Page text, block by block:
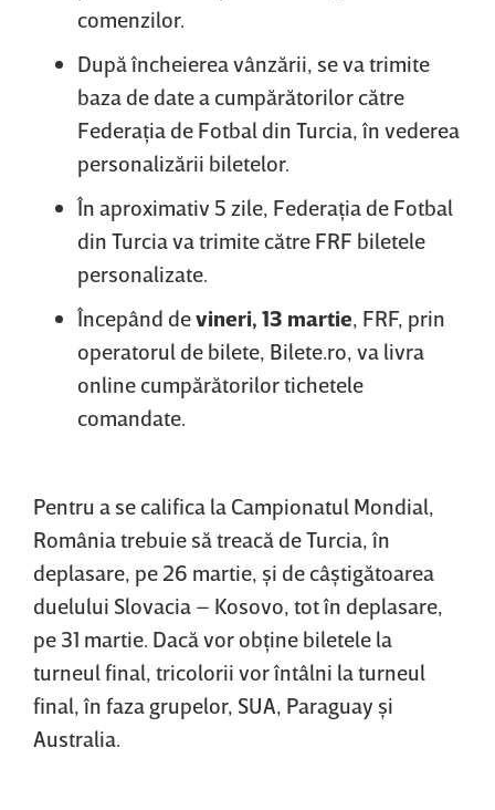
comenzilor.
După încheierea vânzării, se va trimite
baza de date a cumpărătorilor către
Federaţia de Fotbal din Turcia, în vederea
personalizării biletelor.
În aproximativ 5 zile, Federaţia de Fotbal
din Turcia va trimite către FRF biletele
personalizate.
Începând devineri, 13 martie , FRF, prin
operatorul de bilete, Bilete.ro, va livra
online cumpărătorilor tichetele
comandate.
Pentru a se califica la Campionatul Mondial,
România trebuie să treacă de Turcia, în
deplasare, pe 26 martie, şi de câştigătoarea
duelului Slovacia – Kosovo, tot în deplasare,
pe 31 martie. Dacă vor obţine biletele la
turneul final, tricolorii vor întâlni la turneul
final, în faza grupelor, SUA, Paraguay şi
Australia.